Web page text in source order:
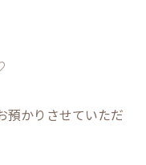
預かりさせていただ